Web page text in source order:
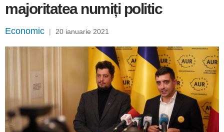
majoritatea numiți politic
Economic | 20 ianuarie 2021